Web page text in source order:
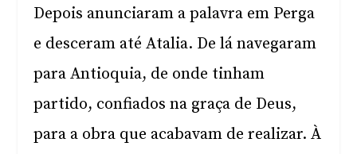
Depois anunciaram a palavra em Perga
e desceram até Atalia. De lá navegaram
para Antioquia, de onde tinham
partido, confiados na graça de Deus,
para a obra que acabavam de realizar. À